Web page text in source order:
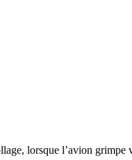
lorsque l’avion grimpe